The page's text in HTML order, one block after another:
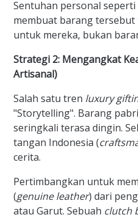
Sentuhan personal seperti
membuat barang
untuk mereka, bukan
Strategi 2: Mengangkat
Artisanal)
Salah satu tren luxury
"Storytelling". Barang
seringkali terasa dingin.
tangan Indonesia (
cerita.
Pertimbangkan untuk
(genuine leather) dari
atau Garut. Sebuah clutch